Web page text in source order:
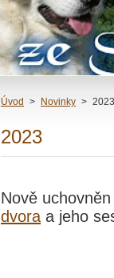
Úvod > Novinky > 2023
2023
Nově
dvora a jeho